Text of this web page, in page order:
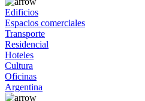
Edificios
Espacios comerciales
Transporte
Residencial
Hoteles
Cultura
Oficinas
Argentina